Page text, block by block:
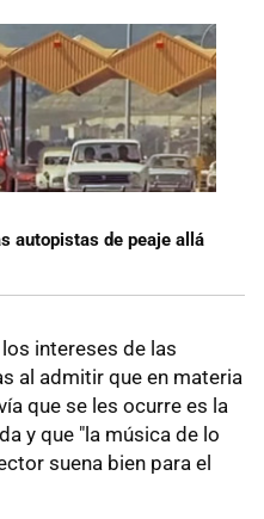
autopistas de peaje allá
intereses de las
al admitir que en materia
que se les ocurre es la
y que "la música de lo
suena bien para el